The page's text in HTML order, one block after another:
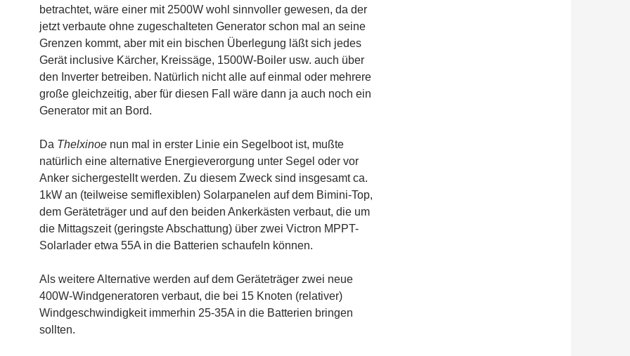
betrachtet, wäre einer mit 2500W wohl sinnvoller gewesen, da der
jetzt verbaute ohne zugeschalteten Generator schon mal an seine
Grenzen kommt, aber mit ein bischen Überlegung läßt sich jedes
Gerät inclusive Kärcher, Kreissäge, 1500W-Boiler usw. auch über
den Inverter betreiben. Natürlich nicht alle auf einmal oder mehrere
große gleichzeitig, aber für diesen Fall wäre dann ja auch noch ein
Generator mit an Bord.
Da Thelxinoe nun mal in erster Linie ein Segelboot ist, mußte
natürlich eine alternative Energieverorgung unter Segel oder vor
Anker sichergestellt werden. Zu diesem Zweck sind insgesamt ca.
1kW an (teilweise semiflexiblen) Solarpanelen auf dem Bimini-Top,
dem Geräteträger und auf den beiden Ankerkästen verbaut, die um
die Mittagszeit (geringste Abschattung) über zwei Victron MPPT-
Solarlader etwa 55A in die Batterien schaufeln können.
Als weitere Alternative werden auf dem Geräteträger zwei neue
400W-Windgeneratoren verbaut, die bei 15 Knoten (relativer)
Windgeschwindigkeit immerhin 25-35A in die Batterien bringen
sollten.